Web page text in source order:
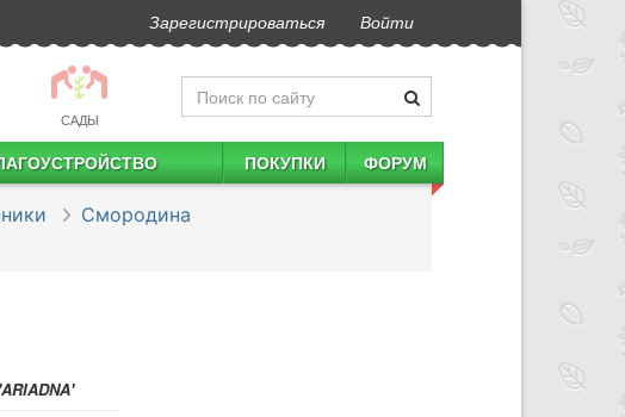
Зарегистрироваться Войти
САДЫ
ПОКУПКИ ФОРУМ
Смородина